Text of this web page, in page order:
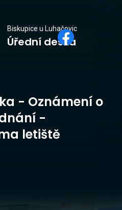
Biskupice u Luhačovic
Úřední deska
- Oznámení o
-
letiště